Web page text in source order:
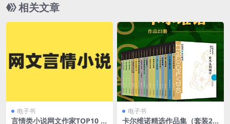
相关文章
电子书
言情类小说网文作家TOP10 作
电子书
卡尔维诺精选作品集（套装23